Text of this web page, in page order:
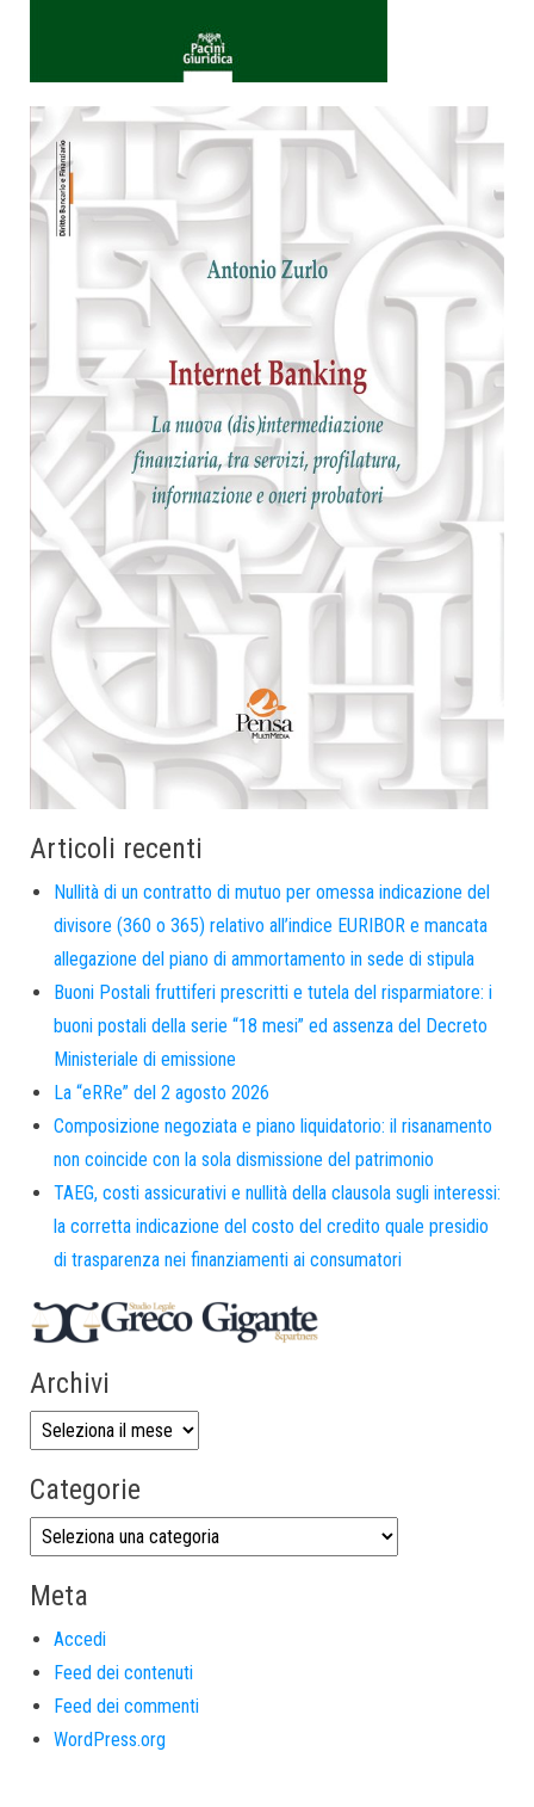
Articoli recenti
Nullità di un contratto di mutuo per omessa indicazione del
divisore (360 o 365) relativo all’indice EURIBOR e mancata
allegazione del piano di ammortamento in sede di stipula
Buoni Postali fruttiferi prescritti e tutela del risparmiatore: i
buoni postali della serie “18 mesi” ed assenza del Decreto
Ministeriale di emissione
La “eRRe” del 2 agosto 2026
Composizione negoziata e piano liquidatorio: il risanamento
non coincide con la sola dismissione del patrimonio
TAEG, costi assicurativi e nullità della clausola sugli interessi:
la corretta indicazione del costo del credito quale presidio
di trasparenza nei finanziamenti ai consumatori
Archivi
Categorie
Meta
Accedi
Feed dei contenuti
Feed dei commenti
WordPress.org